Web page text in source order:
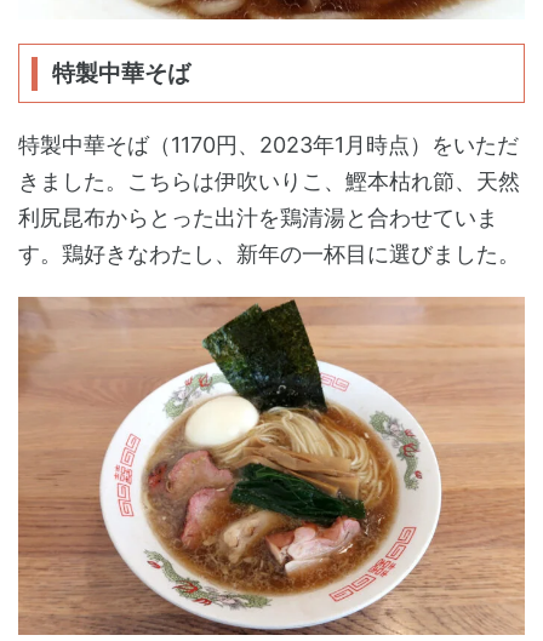
特製中華そば
特製中華そば（1170円、2023年1月時点）をいただ
きました。こちらは伊吹いりこ、鰹本枯れ節、天然
利尻昆布からとった出汁を鶏清湯と合わせていま
す。鶏好きなわたし、新年の一杯目に選びました。